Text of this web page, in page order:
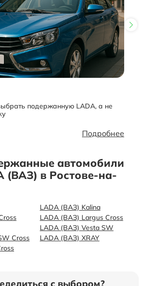
подержанную LADA, а не
Подробнее
автомобили
(ВАЗ) в Ростове-на-
LADA (ВАЗ) Kalina
LADA (ВАЗ) Largus Cross
LADA (ВАЗ) Vesta SW
Cross
LADA (ВАЗ) XRAY
с выбором?